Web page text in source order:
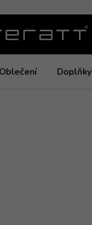
Oblečení Doplňky